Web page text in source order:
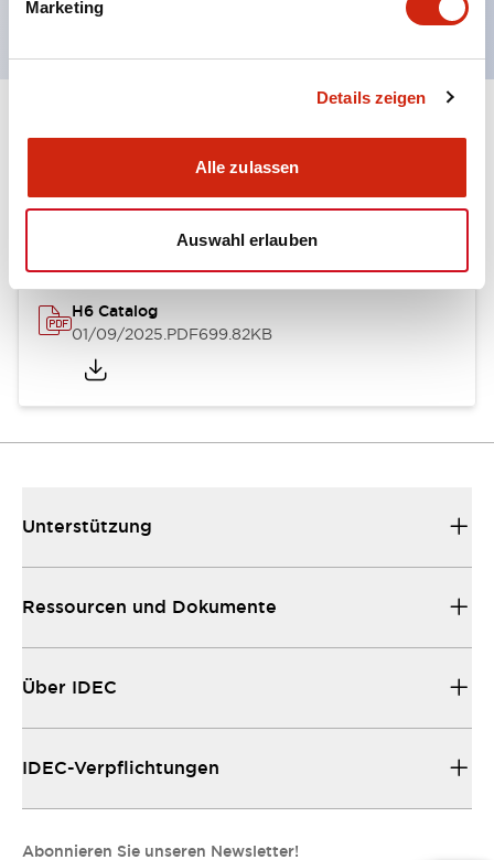
Marketing
Details zeigen
Alle zulassen
Auswahl erlauben
Dokumente und Dateien
H6 Catalog
01/09/2025.PDF699.82KB
Unterstützung
Ressourcen und Dokumente
Über IDEC
IDEC-Verpflichtungen
Abonnieren Sie unseren Newsletter!